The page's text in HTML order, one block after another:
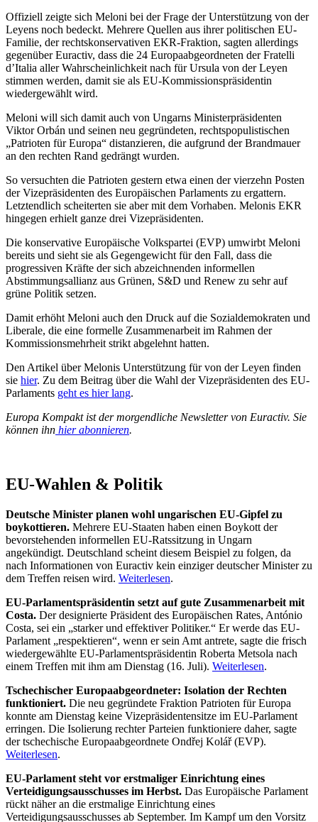
Offiziell zeigte sich Meloni bei der Frage der Unterstützung von der
Leyens noch bedeckt. Mehrere Quellen aus ihrer politischen EU-
Familie, der rechtskonservativen EKR-Fraktion, sagten allerdings
gegenüber Euractiv, dass die 24 Europaabgeordneten der Fratelli
d’Italia aller Wahrscheinlichkeit nach für Ursula von der Leyen
stimmen werden, damit sie als EU-Kommissionspräsidentin
wiedergewählt wird.
Meloni will sich damit auch von Ungarns Ministerpräsidenten
Viktor Orbán und seinen neu gegründeten, rechtspopulistischen
„Patrioten für Europa“ distanzieren, die aufgrund der Brandmauer
an den rechten Rand gedrängt wurden.
So versuchten die Patrioten gestern etwa einen der vierzehn Posten
der Vizepräsidenten des Europäischen Parlaments zu ergattern.
Letztendlich scheiterten sie aber mit dem Vorhaben. Melonis EKR
hingegen erhielt ganze drei Vizepräsidenten.
Die konservative Europäische Volkspartei (EVP) umwirbt Meloni
bereits und sieht sie als Gegengewicht für den Fall, dass die
progressiven Kräfte der sich abzeichnenden informellen
Abstimmungsallianz aus Grünen, S&D und Renew zu sehr auf
grüne Politik setzen.
Damit erhöht Meloni auch den Druck auf die Sozialdemokraten und
Liberale, die eine formelle Zusammenarbeit im Rahmen der
Kommissionsmehrheit strikt abgelehnt hatten.
Den Artikel über Melonis Unterstützung für von der Leyen finden
sie hier. Zu dem Beitrag über die Wahl der Vizepräsidenten des EU-
Parlaments geht es hier lang.
Europa Kompakt ist der morgendliche Newsletter von Euractiv. Sie
können ihn hier abonnieren.
EU-Wahlen & Politik
Deutsche Minister planen wohl ungarischen EU-Gipfel zu
boykottieren. Mehrere EU-Staaten haben einen Boykott der
bevorstehenden informellen EU-Ratssitzung in Ungarn
angekündigt. Deutschland scheint diesem Beispiel zu folgen, da
nach Informationen von Euractiv kein einziger deutscher Minister zu
dem Treffen reisen wird. Weiterlesen.
EU-Parlamentspräsidentin setzt auf gute Zusammenarbeit mit
Costa. Der designierte Präsident des Europäischen Rates, António
Costa, sei ein „starker und effektiver Politiker.“ Er werde das EU-
Parlament „respektieren“, wenn er sein Amt antrete, sagte die frisch
wiedergewählte EU-Parlamentspräsidentin Roberta Metsola nach
einem Treffen mit ihm am Dienstag (16. Juli). Weiterlesen.
Tschechischer Europaabgeordneter: Isolation der Rechten
funktioniert. Die neu gegründete Fraktion Patrioten für Europa
konnte am Dienstag keine Vizepräsidentensitze im EU-Parlament
erringen. Die Isolierung rechter Parteien funktioniere daher, sagte
der tschechische Europaabgeordnete Ondřej Kolář (EVP).
Weiterlesen.
EU-Parlament steht vor erstmaliger Einrichtung eines
Verteidigungsausschusses im Herbst. Das Europäische Parlament
rückt näher an die erstmalige Einrichtung eines
Verteidigungsausschusses ab September. Im Kampf um den Vorsitz